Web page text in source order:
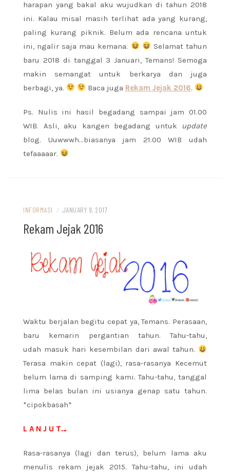
harapan yang bakal aku wujudkan di tahun 2018
ini. Kalau misal masih terlihat ada yang kurang,
paling kurang piknik. Belum ada rencana untuk
ini, ngalir saja mau kemana.
Selamat tahun
baru 2018 di tanggal 3 Januari, Temans! Semoga
makin semangat untuk berkarya dan juga
berbagi, ya.
Baca juga Rekam Jejak 2016.
Ps. Nulis ini hasil begadang sampai jam 01.00
WIB. Asli, aku kangen begadang untuk
update
blog. Uuwwwh…biasanya jam 21.00 WIB udah
tefaaaaar.
INFORMASI / JANUARY 9, 2017
Rekam Jejak 2016
Waktu berjalan begitu cepat ya, Temans. Perasaan,
baru kemarin pergantian tahun. Tahu-tahu,
udah masuk hari kesembilan dari awal tahun.
Terasa makin cepat (lagi), rasa-rasanya Kecemut
belum lama di samping kami. Tahu-tahu, tanggal
lima belas bulan ini usianya genap satu tahun.
*cipokbasah*
L A N J U T…
Rasa-rasanya (lagi dan terus), belum lama aku
menulis rekam jejak 2015. Tahu-tahu, ini udah